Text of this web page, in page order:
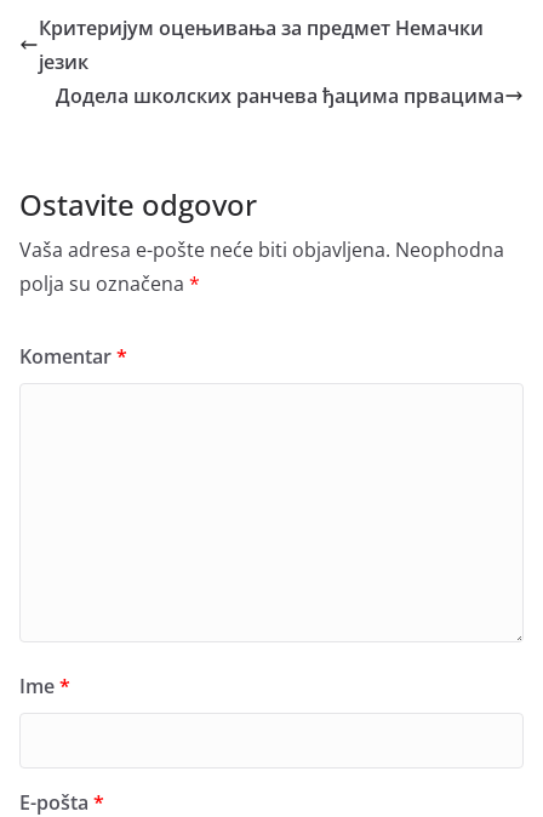
Критеријум оцењивања за предмет Немачки
језик
Додела школских ранчева ђацима првацима
Ostavite odgovor
Vaša adresa e-pošte neće biti objavljena. Neophodna
polja su označena *
Komentar*
Ime*
E-pošta *